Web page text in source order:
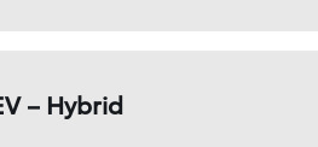
– Hybrid